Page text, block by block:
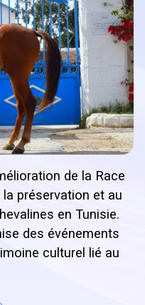
de la Race
préservation et au
en Tunisie.
des événements
culturel lié au